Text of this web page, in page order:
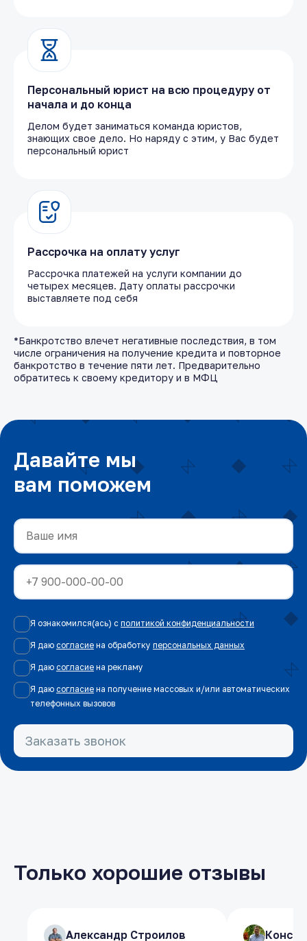
Персональный юрист на всю процедуру от
начала и до конца
Делом будет заниматься команда юристов,
знающих свое дело. Но наряду с этим, у Вас будет
персональный юрист
Рассрочка на оплату услуг
Рассрочка платежей на услуги компании до
четырех месяцев. Дату оплаты рассрочки
выставляете под себя
*Банкротство влечет негативные последствия, в том
числе ограничения на получение кредита и повторное
банкротство в течение пяти лет. Предварительно
обратитесь к своему кредитору и в МФЦ
Давайте мы
вам поможем
Я ознакомился(ась) с политикой конфиденциальности
Я даю согласие на обработку персональных данных
Я даю согласие на рекламу
Я даю согласие на получение массовых и/или автоматических
телефонных вызовов
Заказать звонок
Только хорошие отзывы
​Александр Строилов
​Александр Строилов